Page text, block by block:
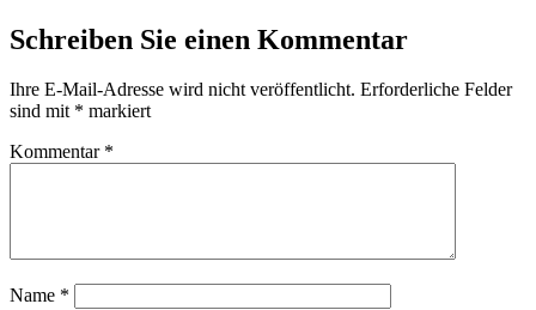
Schreiben Sie einen Kommentar
Ihre E-Mail-Adresse wird nicht veröffentlicht. Erforderliche Felder
sind mit * markiert
Kommentar *
Name *